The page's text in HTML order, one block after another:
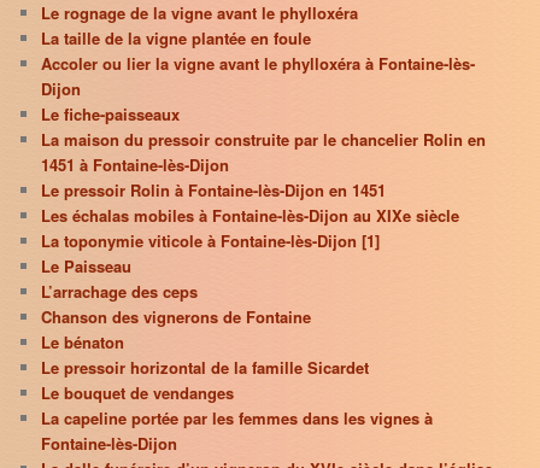
Le rognage de la vigne avant le phylloxéra
La taille de la vigne plantée en foule
Accoler ou lier la vigne avant le phylloxéra à Fontaine-lès-
Dijon
Le fiche-paisseaux
La maison du pressoir construite par le chancelier Rolin en
1451 à Fontaine-lès-Dijon
Le pressoir Rolin à Fontaine-lès-Dijon en 1451
Les échalas mobiles à Fontaine-lès-Dijon au XIXe siècle
La toponymie viticole à Fontaine-lès-Dijon [1]
Le Paisseau
L’arrachage des ceps
Chanson des vignerons de Fontaine
Le bénaton
Le pressoir horizontal de la famille Sicardet
Le bouquet de vendanges
La capeline portée par les femmes dans les vignes à
Fontaine-lès-Dijon